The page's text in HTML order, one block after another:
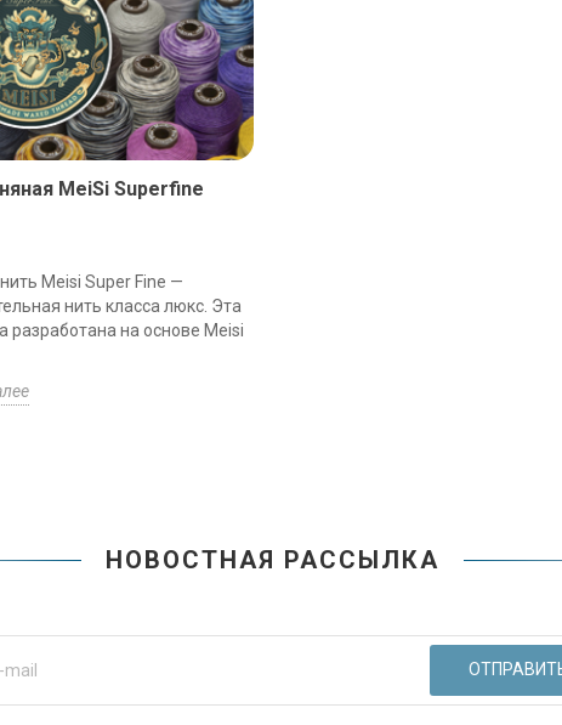
MeiSi Superfine
Meisi Super Fine —
нить класса люкс. Эта
разработана на основе Meisi
НОВОСТНАЯ РАССЫЛКА